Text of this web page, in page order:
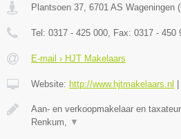
Plantsoen 37 6701 AS Wageningen (
Tel: 0317 - 425 000 , Fax: 0317 - 450
E-mail › HJT Makelaars
Website: http://www.hjtmakelaars.nl |
Aan- en verkoopmakelaar en
Renkum,
▼